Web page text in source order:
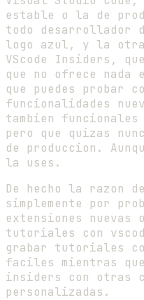
estable o la de
todo desarrollador
logo azul, y la
VScode Insiders,
que no ofrece nada
que puedes probar
funcionalidades
tambien
pero que quizas
de produccion.
la uses.
De hecho la razon
simplemente por
extensiones nuevas
tutoriales con
grabar tutoriales
faciles mientras
insiders con otras
personalizadas.